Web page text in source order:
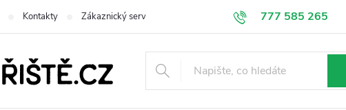
777 585 265
Kontakty Zákaznický servis Doprava a platba Obchodní podmínky